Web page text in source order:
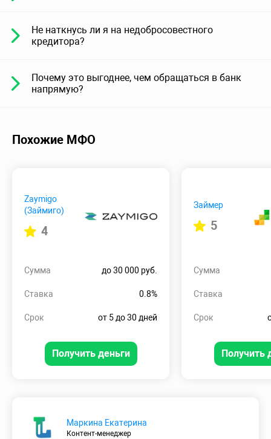
Не наткнусь ли я на недобросовестного
кредитора?
Почему это выгоднее, чем обращаться в банк
напрямую?
Похожие МФО
Zaymigo
(Займиго)
4
Сумма до 30 000 руб.
Ставка 0.8%
Срок от 5 до 30 дней
Получить деньги
Займер
5
Сумма
Ставка
Срок
Получить
Маркина Екатерина
Контент-менеджер